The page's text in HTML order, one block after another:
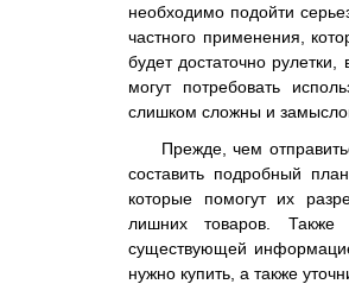
необходимо подойти
частного применения,
будет достаточно
могут потребовать
слишком сложны и
Прежде, чем
составить подробный
которые помогут их
лишних товаров. Также
существующей
нужно купить, а также